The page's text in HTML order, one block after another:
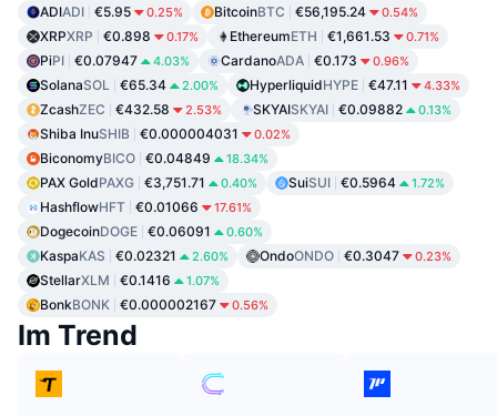
ADIADI €5.95 0.25% BitcoinBTC €56,195.24 0.54%
XRPXRP €0.898 0.17% EthereumETH €1,661.53 0.71%
PiPI €0.07947 4.03% CardanoADA €0.173 0.96%
SolanaSOL €65.34 2.00% HyperliquidHYPE €47.11 4.33%
ZcashZEC €432.58 2.53% SKYAISKYAI €0.09882 0.13%
Shiba InuSHIB €0.000004031 0.02%
BiconomyBICO €0.04849 18.34%
PAX GoldPAXG €3,751.71 0.40% SuiSUI €0.5964 1.72%
HashflowHFT €0.01066 17.61%
DogecoinDOGE €0.06091 0.60%
KaspaKAS €0.02321 2.60% OndoONDO €0.3047 0.23%
StellarXLM €0.1416 1.07%
BonkBONK €0.000002167 0.56%
Im Trend